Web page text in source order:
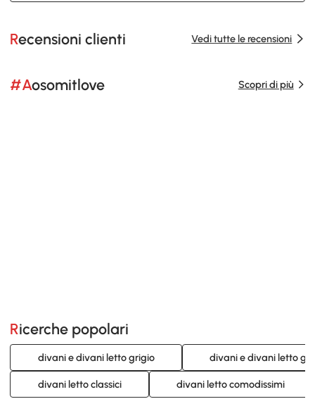
Recensioni clienti Vedi tutte le recensioni
#Aosomitlove Scopri di più
Ricerche popolari
divani e divani letto grigio divani e divani letto
divani letto classici divani letto comodissimi